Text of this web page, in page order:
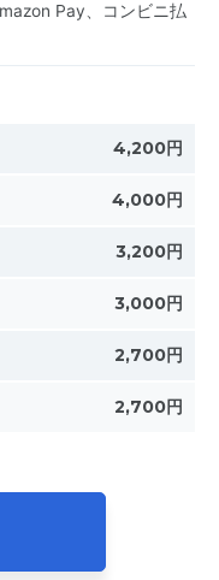
Pay、コンビニ払
4,200円
4,000円
3,200円
3,000円
2,700円
2,700円